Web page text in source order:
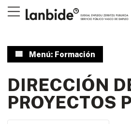
Menú: Formación
DIRECCIÓN
PROYECTOS